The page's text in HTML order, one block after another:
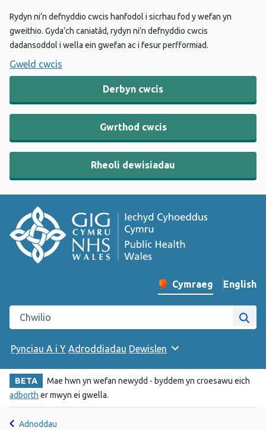
Rydyn ni’n defnyddio cwcis hanfodol i sicrhau fod y wefan yn
gweithio. Gyda’ch caniatâd, rydyn ni’n defnyddio cwcis
dadansoddol i wella ein gwefan ac i fesur perfformiad.
Gweld cwcis
Derbyn cwcis
Gwrthod cwcis
Rheoli dewisiadau
Newid iaith y wefan
Cymraeg English
–
Chwilio gwefan Iechyd Cyhoeddus Cymru
Pynciau A i Y Adroddiadau Dewislen
BETA
Mae hwn yn wefan newydd - byddem yn croesawu eich
adborth er mwyn ei gwella.
Adnoddau